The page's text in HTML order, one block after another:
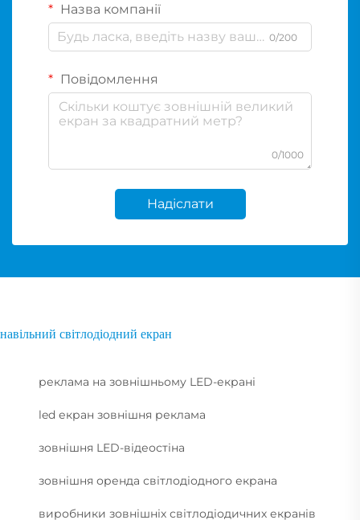
Назва компанії
0/200
Повідомлення
0/1000
Надіслати
навільний світлодіодний екран
реклама на зовнішньому LED-екрані
led екран зовнішня реклама
зовнішня LED-відеостіна
зовнішня оренда світлодіодного екрана
виробники зовнішніх світлодіодичних екранів